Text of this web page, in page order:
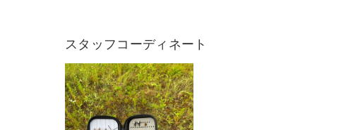
スタッフコーディネート